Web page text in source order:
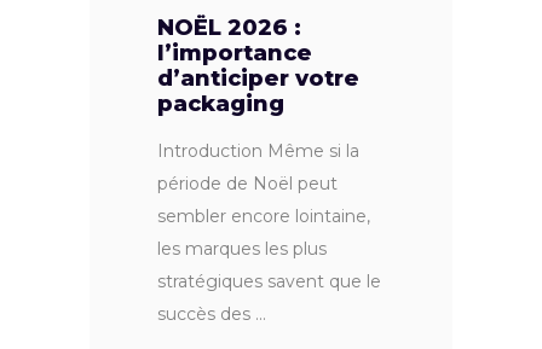
NOËL 2026 :
l’importance
d’anticiper votre
packaging
Introduction Même si la
période de Noël peut
sembler encore lointaine,
les marques les plus
stratégiques savent que le
succès des